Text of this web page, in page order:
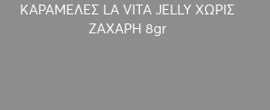
ΚΑΡΑΜΕΛΕΣ LA VITA JELLY ΧΩΡΙΣ
ΖΑΧΑΡΗ 8gr